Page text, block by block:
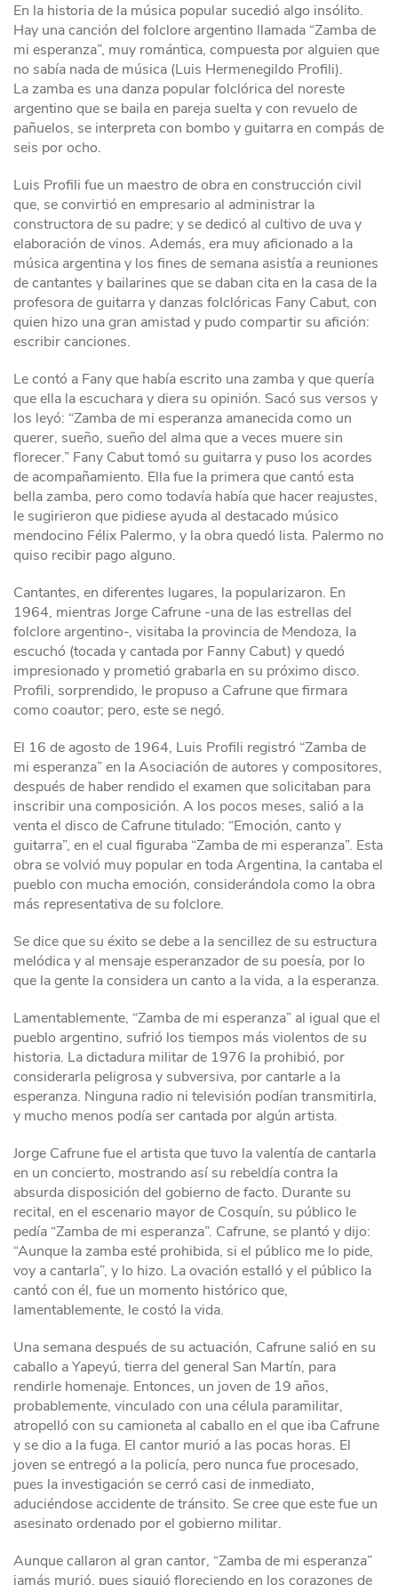
En la historia de la música popular sucedió algo insólito.
Hay una canción del folclore argentino llamada “Zamba de
mi esperanza”, muy romántica, compuesta por alguien que
no sabía nada de música (Luis Hermenegildo Profili).
La zamba es una danza popular folclórica del noreste
argentino que se baila en pareja suelta y con revuelo de
pañuelos, se interpreta con bombo y guitarra en compás de
seis por ocho.
Luis Profili fue un maestro de obra en construcción civil
que, se convirtió en empresario al administrar la
constructora de su padre; y se dedicó al cultivo de uva y
elaboración de vinos. Además, era muy aficionado a la
música argentina y los fines de semana asistía a reuniones
de cantantes y bailarines que se daban cita en la casa de la
profesora de guitarra y danzas folclóricas Fany Cabut, con
quien hizo una gran amistad y pudo compartir su afición:
escribir canciones.
Le contó a Fany que había escrito una zamba y que quería
que ella la escuchara y diera su opinión. Sacó sus versos y
los leyó: “Zamba de mi esperanza amanecida como un
querer, sueño, sueño del alma que a veces muere sin
florecer.” Fany Cabut tomó su guitarra y puso los acordes
de acompañamiento. Ella fue la primera que cantó esta
bella zamba, pero como todavía había que hacer reajustes,
le sugirieron que pidiese ayuda al destacado músico
mendocino Félix Palermo, y la obra quedó lista. Palermo no
quiso recibir pago alguno.
Cantantes, en diferentes lugares, la popularizaron. En
1964, mientras Jorge Cafrune -una de las estrellas del
folclore argentino-, visitaba la provincia de Mendoza, la
escuchó (tocada y cantada por Fanny Cabut) y quedó
impresionado y prometió grabarla en su próximo disco.
Profili, sorprendido, le propuso a Cafrune que firmara
como coautor; pero, este se negó.
El 16 de agosto de 1964, Luis Profili registró “Zamba de
mi esperanza” en la Asociación de autores y compositores,
después de haber rendido el examen que solicitaban para
inscribir una composición. A los pocos meses, salió a la
venta el disco de Cafrune titulado: “Emoción, canto y
guitarra”, en el cual figuraba “Zamba de mi esperanza”. Esta
obra se volvió muy popular en toda Argentina, la cantaba el
pueblo con mucha emoción, considerándola como la obra
más representativa de su folclore.
Se dice que su éxito se debe a la sencillez de su estructura
melódica y al mensaje esperanzador de su poesía, por lo
que la gente la considera un canto a la vida, a la esperanza.
Lamentablemente, “Zamba de mi esperanza” al igual que el
pueblo argentino, sufrió los tiempos más violentos de su
historia. La dictadura militar de 1976 la prohibió, por
considerarla peligrosa y subversiva, por cantarle a la
esperanza. Ninguna radio ni televisión podían transmitirla,
y mucho menos podía ser cantada por algún artista.
Jorge Cafrune fue el artista que tuvo la valentía de cantarla
en un concierto, mostrando así su rebeldía contra la
absurda disposición del gobierno de facto. Durante su
recital, en el escenario mayor de Cosquín, su público le
pedía “Zamba de mi esperanza”. Cafrune, se plantó y dijo:
“Aunque la zamba esté prohibida, si el público me lo pide,
voy a cantarla”, y lo hizo. La ovación estalló y el público la
cantó con él, fue un momento histórico que,
lamentablemente, le costó la vida.
Una semana después de su actuación, Cafrune salió en su
caballo a Yapeyú, tierra del general San Martín, para
rendirle homenaje. Entonces, un joven de 19 años,
probablemente, vinculado con una célula paramilitar,
atropelló con su camioneta al caballo en el que iba Cafrune
y se dio a la fuga. El cantor murió a las pocas horas. El
joven se entregó a la policía, pero nunca fue procesado,
pues la investigación se cerró casi de inmediato,
aduciéndose accidente de tránsito. Se cree que este fue un
asesinato ordenado por el gobierno militar.
Aunque callaron al gran cantor, “Zamba de mi esperanza”
jamás murió, pues siguió floreciendo en los corazones de